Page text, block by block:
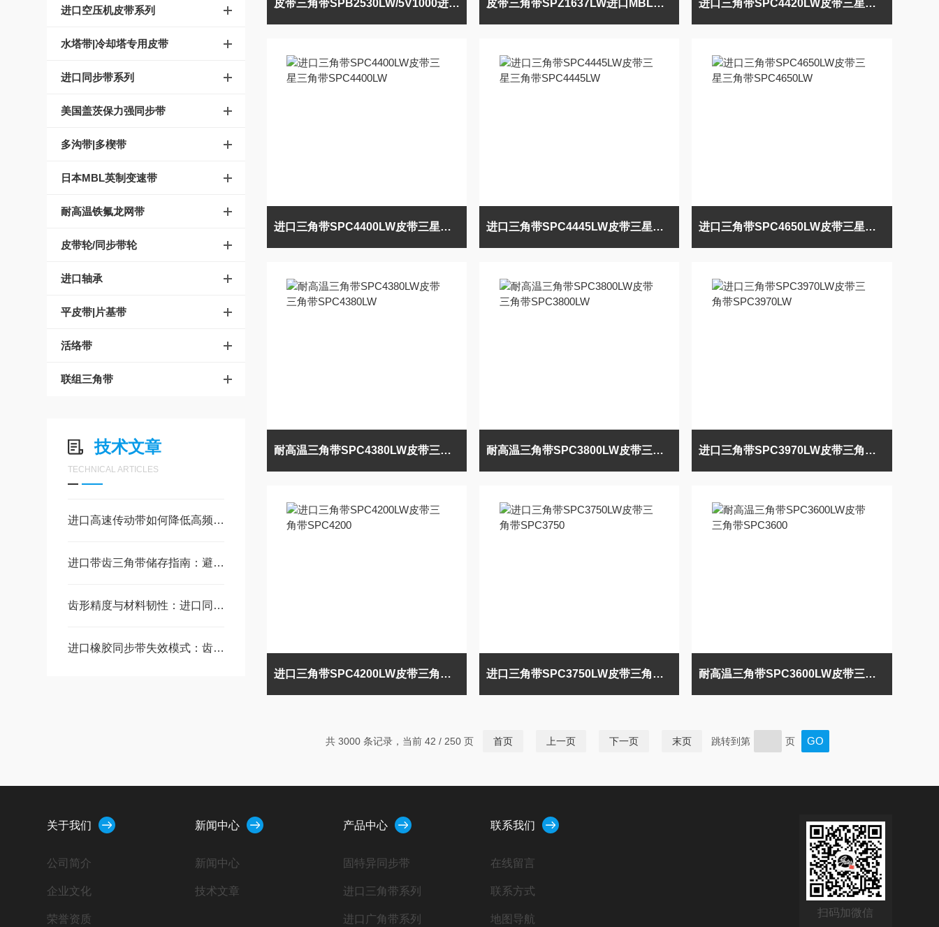
进口空压机皮带系列
水塔带|冷却塔专用皮带
进口同步带系列
美国盖茨保力强同步带
多沟带|多楔带
日本MBL英制变速带
耐高温铁氟龙网带
皮带轮/同步带轮
进口轴承
平皮带|片基带
活络带
联组三角带
技术文章
TECHNICAL ARTICLES
进口高速传动带如何降低高频啸叫噪音？
进口带齿三角带储存指南：避免龟裂与变形的3个关键环境因素
齿形精度与材料韧性：进口同步带的核心制造工艺解析
进口橡胶同步带失效模式：齿根开裂、抗拉层断丝的原因与预防
皮带三角带SPB2530LW/5V1000进口MBL三角带 皮带三角带SPZ1637LW进口MBL三角带SPZ1637LW 进口三角带SPC4420LW皮带三星三角带SPC4420LW
进口三角带SPC4400LW皮带三星三角带SPC4400LW 进口三角带SPC4445LW皮带三星三角带SPC4445LW 进口三角带SPC4650LW皮带三星三角带SPC4650LW
耐高温三角带SPC4380LW皮带三角带SPC4380LW 耐高温三角带SPC3800LW皮带三角带SPC3800LW 进口三角带SPC3970LW皮带三角带SPC3970LW
进口三角带SPC4200LW皮带三角带SPC4200 进口三角带SPC3750LW皮带三角带SPC3750 耐高温三角带SPC3600LW皮带三角带SPC3600
共 3000 条记录，当前 42 / 250 页 首页 上一页 下一页 末页 跳转到第 页
关于我们
公司简介
企业文化
荣誉资质
新闻中心
新闻中心
技术文章
产品中心
固特异同步带
进口三角带系列
进口广角带系列
联系我们
在线留言
联系方式
地图导航
扫码加微信